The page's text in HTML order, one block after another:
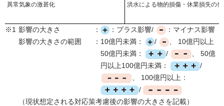
異常気象の激甚化 洪水による物的損傷・休業損失の
※1 影響の大きさ ： ：プラス影響/
：マイナス影響
影響の大きさの範囲
： 10億円未満： /
、 10億円以上
50億円未満：
/
、 50億
円以上100億円未満：
/
、 100億円以上：
/
（現状想定される対応策考慮後の影響の大きさを記載）